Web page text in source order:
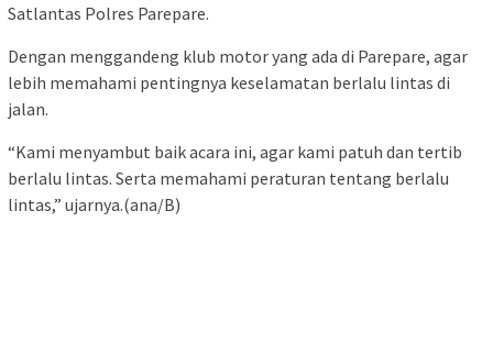
Satlantas Polres Parepare.
Dengan menggandeng klub motor yang ada di Parepare, agar
lebih memahami pentingnya keselamatan berlalu lintas di
jalan.
“Kami menyambut baik acara ini, agar kami patuh dan tertib
berlalu lintas. Serta memahami peraturan tentang berlalu
lintas,” ujarnya.(ana/B)